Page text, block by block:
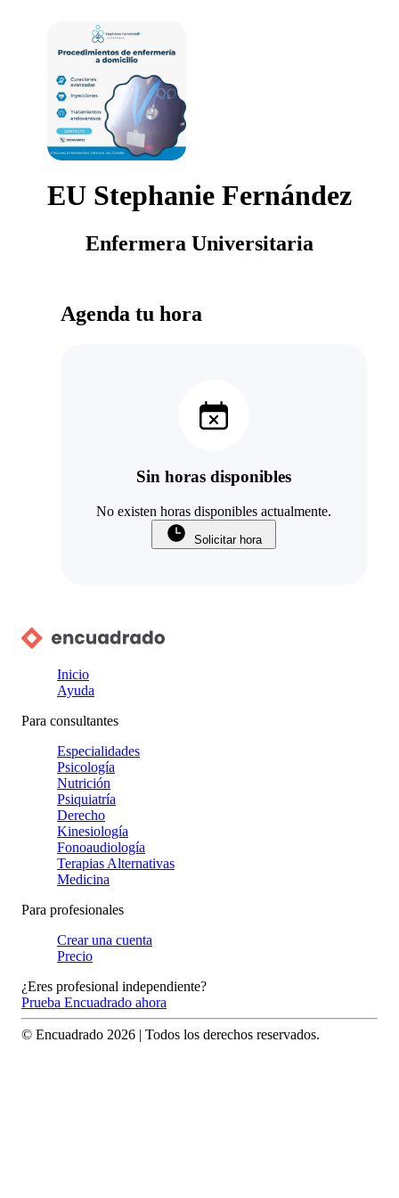
EU Stephanie Fernández
Enfermera Universitaria
Agenda tu hora
Sin horas disponibles
No existen horas disponibles actualmente.
Solicitar hora
Inicio
Ayuda
Para consultantes
Especialidades
Psicología
Nutrición
Psiquiatría
Derecho
Kinesiología
Fonoaudiología
Terapias Alternativas
Medicina
Para profesionales
Crear una cuenta
Precio
¿Eres profesional independiente?
Prueba Encuadrado ahora
© Encuadrado 2026 | Todos los derechos reservados.